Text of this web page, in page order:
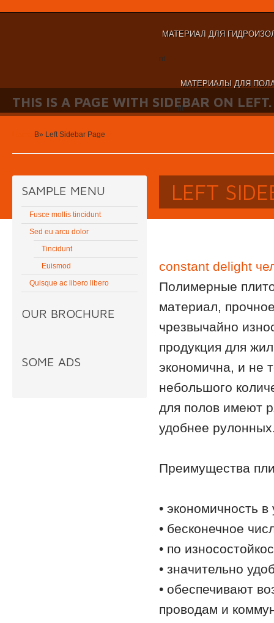
МАТЕРИАЛ ДЛЯ
nt
МАТЕРИАЛЫ ДЛЯ
nt
THIS IS A PAGE WITH SIDEBAR ON LEFT.
В» Left Sidebar Page
SAMPLE MENU
Fusce mollis tincidunt
Sed eu arcu dolor
Tincidunt
Euismod
Quisque ac libero libero
OUR BROCHURE
SOME ADS
LEFT
constant delight
Полимерные
материал,
чрезвычайно
продукция для
экономична, и не
небольшого
для полов имеют
удобнее
Преимущества
• экономичность
• бесконечное
• по
• значительно
• обеспечивают
проводам и